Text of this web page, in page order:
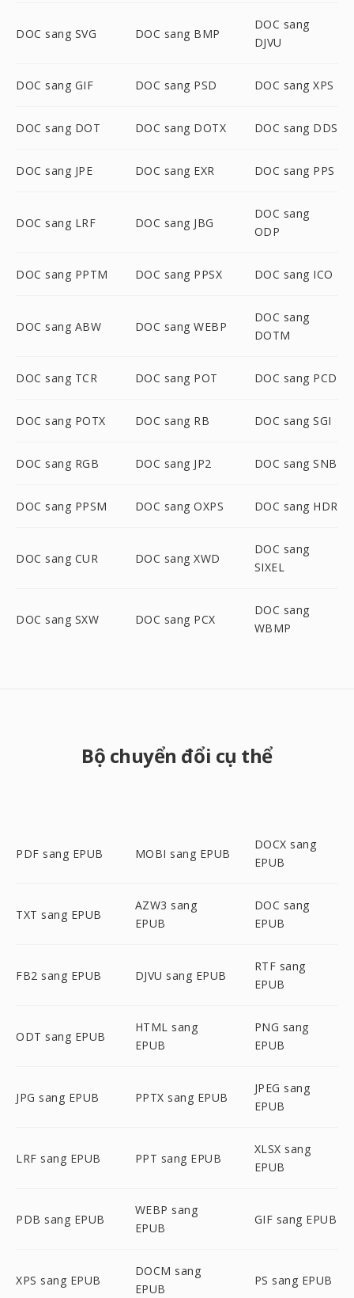
DOC sang SVG DOC sang BMP
DOC sang
DJVU
DOC sang GIF DOC sang PSD DOC sang XPS
DOC sang DOT DOC sang DOTX DOC sang DDS
DOC sang JPE DOC sang EXR DOC sang PPS
DOC sang LRF DOC sang JBG
DOC sang
ODP
DOC sang PPTM DOC sang PPSX DOC sang ICO
DOC sang ABW DOC sang WEBP
DOC sang
DOTM
DOC sang TCR DOC sang POT DOC sang PCD
DOC sang POTX DOC sang RB DOC sang SGI
DOC sang RGB DOC sang JP2 DOC sang SNB
DOC sang PPSM DOC sang OXPS DOC sang HDR
DOC sang CUR DOC sang XWD
DOC sang
SIXEL
DOC sang SXW DOC sang PCX
DOC sang
WBMP
Bộ chuyển đổi cụ thể
PDF sang EPUB MOBI sang EPUB
DOCX sang
EPUB
TXT sang EPUB
AZW3 sang
EPUB
DOC sang
EPUB
FB2 sang EPUB DJVU sang EPUB
RTF sang
EPUB
ODT sang EPUB
HTML sang
EPUB
PNG sang
EPUB
JPG sang EPUB PPTX sang EPUB
JPEG sang
EPUB
LRF sang EPUB PPT sang EPUB
XLSX sang
EPUB
PDB sang EPUB
WEBP sang
EPUB
GIF sang EPUB
XPS sang EPUB
DOCM sang
EPUB
PS sang EPUB